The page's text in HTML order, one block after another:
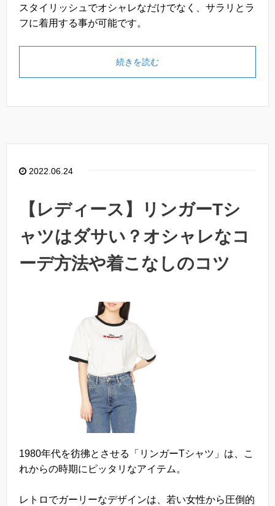
スタイリッシュでオシャレなだけでなく、サラリとラ
フに着用する事が可能です。
続きを読む
2022.06.24
【レディース】リンガーTシ
ャツはダサい？オシャレなコ
ーデ方法や着こなしのコツ
1980年代を彷彿とさせる「リンガーTシャツ」は、こ
れからの時期にピッタリなアイテム。
レトロでガーリーなデザインは、若い女性から圧倒的